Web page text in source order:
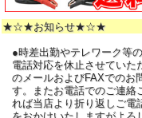
★☆★お知らせ★☆★
●時差出勤やテレワーク等
電話対応を休止させていた
のメールおよびFAXでのお
す。またお電話でのご連絡
れば当店より折り返しご電